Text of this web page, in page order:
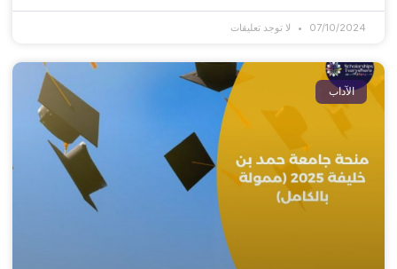
07/10/2024 لا توجد تعليقات
الآداب